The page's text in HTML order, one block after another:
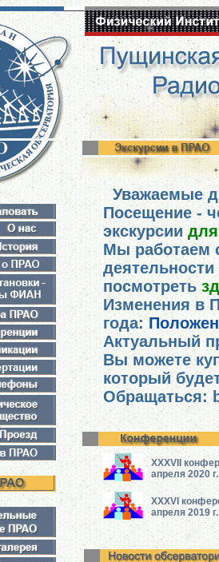
Уважаемые
Посещение -
экскурсии
Мы работаем
посмотреть
Изменения в
года:
Актуальный
Вы можете
который
Обращаться:
XXXVII
апреля 2020 г.
XXXVI
апреля 2019 г.